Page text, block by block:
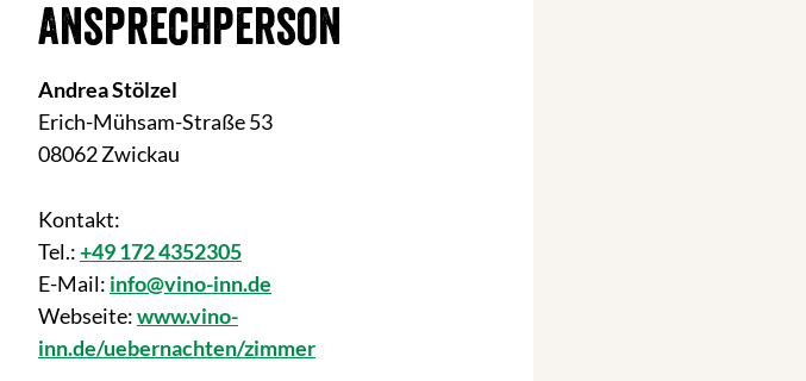
Ansprechperson
Andrea Stölzel
Erich-Mühsam-Straße 53
08062 Zwickau
Kontakt:
Tel.:+49 172 4352305
E-Mail: info@vino-inn.de
Webseite:www.vino-
inn.de/uebernachten/zimmer